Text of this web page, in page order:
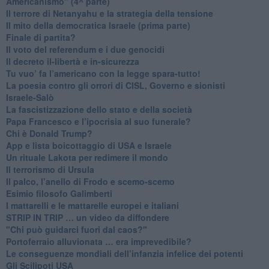
​Il terrore di Netanyahu e la strategia della tensione
Il mito della democratica Israele (prima parte)
​Finale di partita?
​Il voto del referendum e i due genocidi
Il decreto il-libertà e in-sicurezza
Tu vuo’ fa l’americano con la legge spara-tutto!
La poesia contro gli orrori di CISL, Governo e sionisti
Israele-Salò
​La fascistizzazione dello stato e della società
Papa Francesco e l’ipocrisia al suo funerale?
​Chi è Donald Trump?
App e lista boicottaggio di USA e Israele
​Un rituale Lakota per redimere il mondo
Il terrorismo di Ursula
​Il palco, l’anello di Frodo e scemo-scemo
Esimio filosofo Galimberti
​I mattarelli e le mattarelle europei e italiani
​STRIP IN TRIP … un video da diffondere
"Chi può guidarci fuori dal caos?"
​Portoferraio alluvionata … era imprevedibile?
Le conseguenze mondiali dell’infanzia infelice dei potenti
​Gli Scilipoti USA